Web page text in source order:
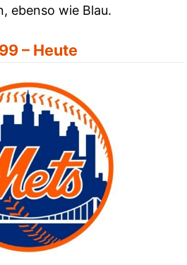
ebenso wie Blau.
– Heute